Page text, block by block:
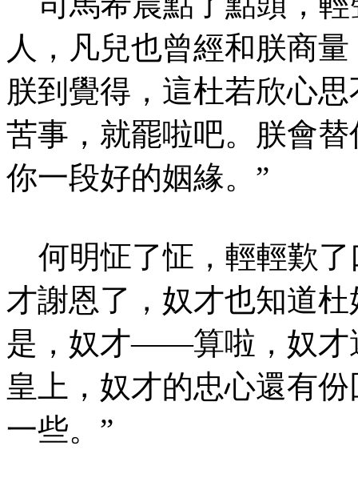
人，凡兒也曾經和朕商
朕到覺得，這杜若欣心
苦事，就罷啦吧。朕會
你一段好的姻緣。”
何明怔了怔，輕輕歎了
才謝恩了，奴才也知道
是，奴才——算啦，奴才
皇上，奴才的忠心還有
一些。”